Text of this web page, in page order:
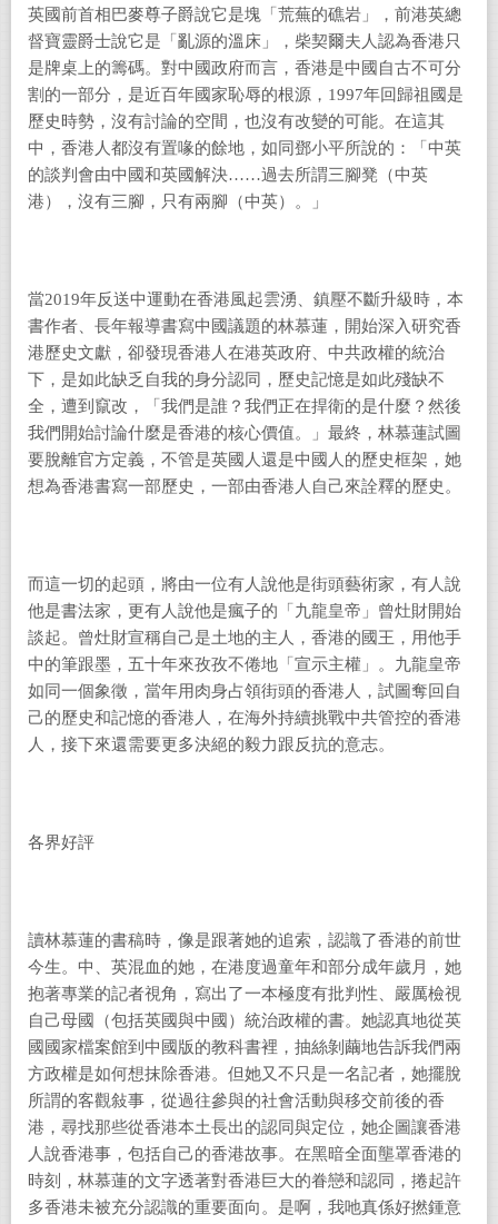
英國前首相巴麥尊子爵說它是塊「荒蕪的礁岩」，前港英總
督寶靈爵士說它是「亂源的溫床」，柴契爾夫人認為香港只
是牌桌上的籌碼。對中國政府而言，香港是中國自古不可分
割的一部分，是近百年國家恥辱的根源， 1997年回歸祖國是
歷史時勢，沒有討論的空間，也沒有改變的可能。在這其
中，香港人都沒有置喙的餘地，如同鄧小平所說的：「中英
的談判會由中國和英國解決……過去所謂三腳凳（中英
港），沒有三腳，只有兩腳（中英）。」
當2019年反送中運動在香港風起雲湧、鎮壓不斷升級時，本
書作者、長年報導書寫中國議題的林慕蓮，開始深入研究香
港歷史文獻，卻發現香港人在港英政府、中共政權的統治
下，是如此缺乏自我的身分認同，歷史記憶是如此殘缺不
全，遭到竄改，「我們是誰？我們正在捍衛的是什麼？然後
我們開始討論什麼是香港的核心價值。」最終，林慕蓮試圖
要脫離官方定義，不管是英國人還是中國人的歷史框架，她
想為香港書寫一部歷史，一部由香港人自己來詮釋的歷史。
而這一切的起頭，將由一位有人說他是街頭藝術家，有人說
他是書法家，更有人說他是瘋子的「九龍皇帝」曾灶財開始
談起。曾灶財宣稱自己是土地的主人，香港的國王，用他手
中的筆跟墨，五十年來孜孜不倦地「宣示主權」。九龍皇帝
如同一個象徵，當年用肉身占領街頭的香港人，試圖奪回自
己的歷史和記憶的香港人，在海外持續挑戰中共管控的香港
人，接下來還需要更多決絕的毅力跟反抗的意志。
各界好評
讀林慕蓮的書稿時，像是跟著她的追索，認識了香港的前世
今生。中、英混血的她，在港度過童年和部分成年歲月，她
抱著專業的記者視角，寫出了一本極度有批判性、嚴厲檢視
自己母國（包括英國與中國）統治政權的書。她認真地從英
國國家檔案館到中國版的教科書裡，抽絲剝繭地告訴我們兩
方政權是如何想抹除香港。但她又不只是一名記者，她擺脫
所謂的客觀敍事，從過往參與的社會活動與移交前後的香
港，尋找那些從香港本土長出的認同與定位，她企圖讓香港
人說香港事，包括自己的香港故事。在黑暗全面壟罩香港的
時刻，林慕蓮的文字透著對香港巨大的眷戀和認同，捲起許
多香港未被充分認識的重要面向。是啊，我吔真係好撚鍾意